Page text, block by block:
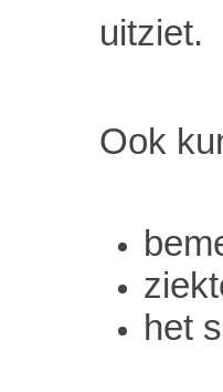
uitziet.
Ook
het